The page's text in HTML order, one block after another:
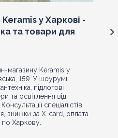
у Харкові -
та товари для
магазину Keramis у
159. У шоурумі
підлогові
та освітлення від
спеціалістів,
знижки за X-card, оплата
по Харкову.